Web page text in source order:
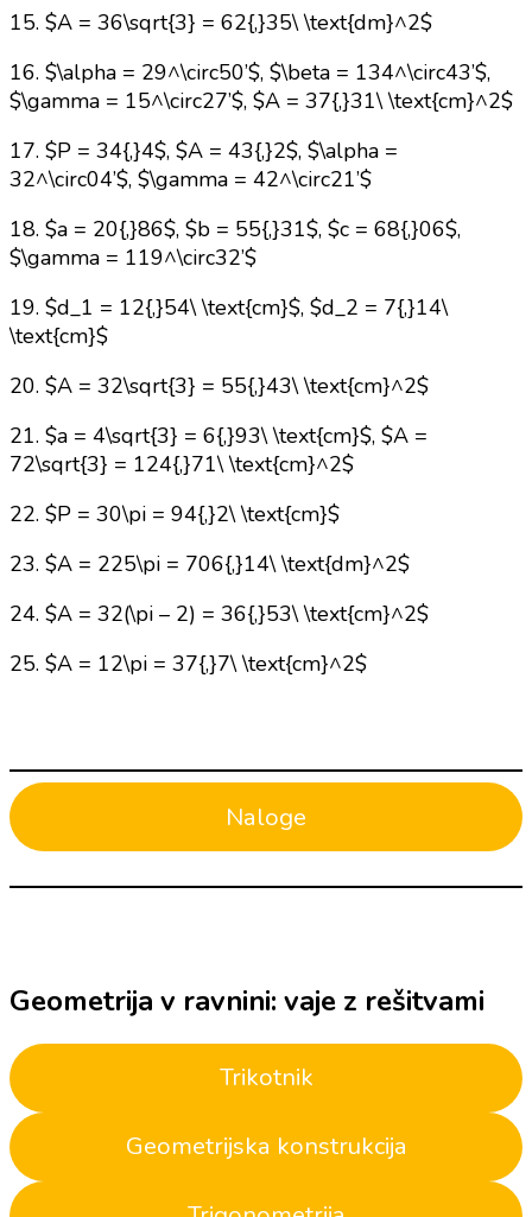
15. $A = 36\sqrt{3} = 62{,}35\ \text{dm}^2$
16. $\alpha = 29^\circ50’$, $\beta = 134^\circ43’$,
$\gamma = 15^\circ27’$, $A = 37{,}31\ \text{cm}^2$
17. $P = 34{,}4$, $A = 43{,}2$, $\alpha =
32^\circ04’$, $\gamma = 42^\circ21’$
18. $a = 20{,}86$, $b = 55{,}31$, $c = 68{,}06$,
$\gamma = 119^\circ32’$
19. $d_1 = 12{,}54\ \text{cm}$, $d_2 = 7{,}14\
\text{cm}$
20. $A = 32\sqrt{3} = 55{,}43\ \text{cm}^2$
21. $a = 4\sqrt{3} = 6{,}93\ \text{cm}$, $A =
72\sqrt{3} = 124{,}71\ \text{cm}^2$
22. $P = 30\pi = 94{,}2\ \text{cm}$
23. $A = 225\pi = 706{,}14\ \text{dm}^2$
24. $A = 32(\pi – 2) = 36{,}53\ \text{cm}^2$
25. $A = 12\pi = 37{,}7\ \text{cm}^2$
Naloge
Geometrija v ravnini: vaje z rešitvami
Trikotnik
Geometrijska konstrukcija